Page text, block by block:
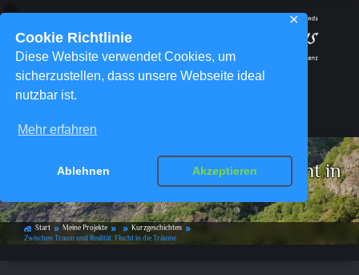
Cookie Richtlinie
Diese Website verwendet Cookies, um
sicherzustellen, dass unsere Webseite ideal
nutzbar ist.
Mehr erfahren
Ablehnen Akzeptieren
✕
Zwischen Traum und Realität: Flucht in
die Träume
home_work Start double_arrow Meine Projekte double_arrow double_arrow Kurzgeschichten double_arrow
Zwischen Traum und Realität: Flucht in die Träume